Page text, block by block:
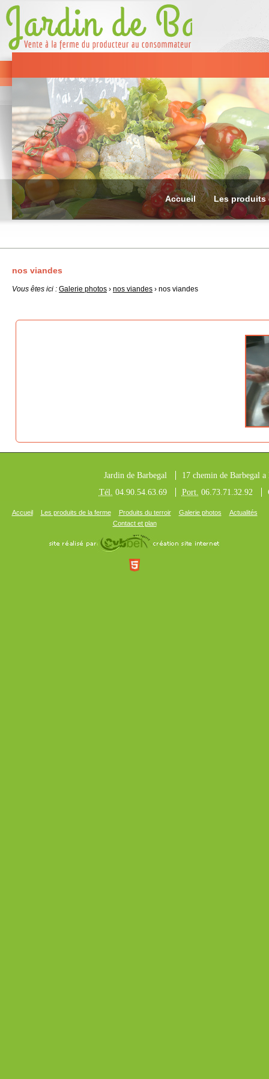
Accueil Les produits
nos viandes
Vous êtes ici : Galerie photos › nos viandes › nos viandes
Jardin de Barbegal
17 chemin de Barbegal
Tél. 04.90.54.63.69 Port. 06.73.71.32.92
Accueil Les produits de la ferme Produits du terroir Galerie photos
Actualités
Contact et plan